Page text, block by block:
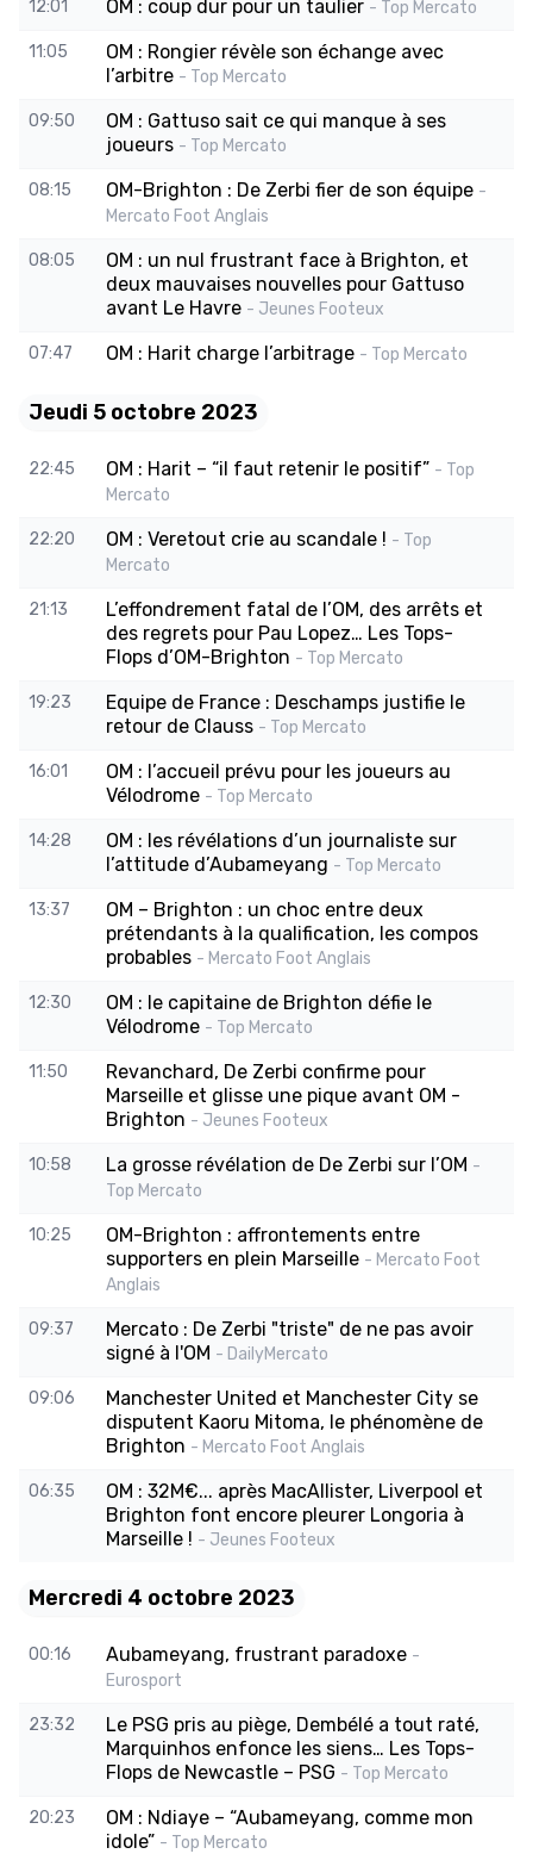
12:01 OM : coup dur pour un taulier - Top Mercato
11:05
OM : Rongier révèle son échange avec
l’arbitre - Top Mercato
09:50
OM : Gattuso sait ce qui manque à ses
joueurs - Top Mercato
08:15 OM-Brighton : De Zerbi fier de son équipe -
Mercato Foot Anglais
08:05
OM : un nul frustrant face à Brighton, et
deux mauvaises nouvelles pour Gattuso
avant Le Havre - Jeunes Footeux
07:47 OM : Harit charge l’arbitrage - Top Mercato
Jeudi 5 octobre 2023
22:45 OM : Harit – “il faut retenir le positif” - Top
Mercato
22:20 OM : Veretout crie au scandale ! - Top
Mercato
21:13
L’effondrement fatal de l’OM, des arrêts et
des regrets pour Pau Lopez… Les Tops-
Flops d’OM-Brighton - Top Mercato
19:23
Equipe de France : Deschamps justifie le
retour de Clauss - Top Mercato
16:01
OM : l’accueil prévu pour les joueurs au
Vélodrome - Top Mercato
14:28
OM : les révélations d’un journaliste sur
l’attitude d’Aubameyang - Top Mercato
13:37
OM – Brighton : un choc entre deux
prétendants à la qualification, les compos
probables - Mercato Foot Anglais
12:30
OM : le capitaine de Brighton défie le
Vélodrome - Top Mercato
11:50
Revanchard, De Zerbi confirme pour
Marseille et glisse une pique avant OM -
Brighton - Jeunes Footeux
10:58 La grosse révélation de De Zerbi sur l’OM -
Top Mercato
10:25
OM-Brighton : affrontements entre
supporters en plein Marseille - Mercato Foot
Anglais
09:37
Mercato : De Zerbi "triste" de ne pas avoir
signé à l'OM - DailyMercato
09:06
Manchester United et Manchester City se
disputent Kaoru Mitoma, le phénomène de
Brighton - Mercato Foot Anglais
06:35
OM : 32M€... après MacAllister, Liverpool et
Brighton font encore pleurer Longoria à
Marseille ! - Jeunes Footeux
Mercredi 4 octobre 2023
00:16 Aubameyang, frustrant paradoxe -
Eurosport
23:32
Le PSG pris au piège, Dembélé a tout raté,
Marquinhos enfonce les siens… Les Tops-
Flops de Newcastle – PSG - Top Mercato
20:23
OM : Ndiaye – “Aubameyang, comme mon
idole” - Top Mercato